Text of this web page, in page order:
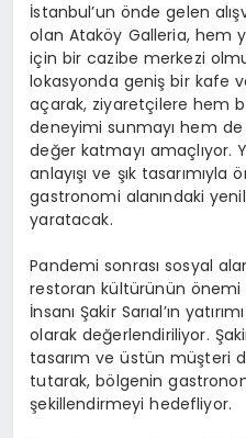
İstanbul’un önde gelen
olan Ataköy Galleria, hem
için bir cazibe merkezi
lokasyonda geniş bir kafe
açarak, ziyaretçilere hem
deneyimi sunmayı hem
değer katmayı amaçlıyor.
anlayışı ve şık
gastronomi alanındaki
yaratacak.
Pandemi sonrası sosyal
restoran kültürünün önemi
İnsanı Şakir Sarıal’ın
olarak değerlendiriliyor.
tasarım ve üstün müşteri
tutarak, bölgenin
şekillendirmeyi hedefliyor.